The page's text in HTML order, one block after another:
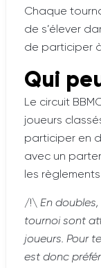
Chaque
de s’élever
de participer
Qui
Le circuit
joueurs
participer en
avec un
les
/!\ En
tournoi sont
joueurs. Pour
est donc